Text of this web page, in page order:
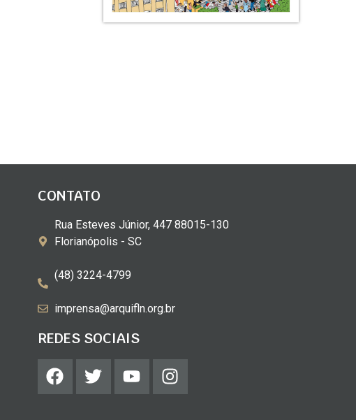
CONTATO
Rua Esteves Júnior, 447 88015-130
Florianópolis - SC
(48) 3224-4799
imprensa@arquifln.org.br
REDES SOCIAIS